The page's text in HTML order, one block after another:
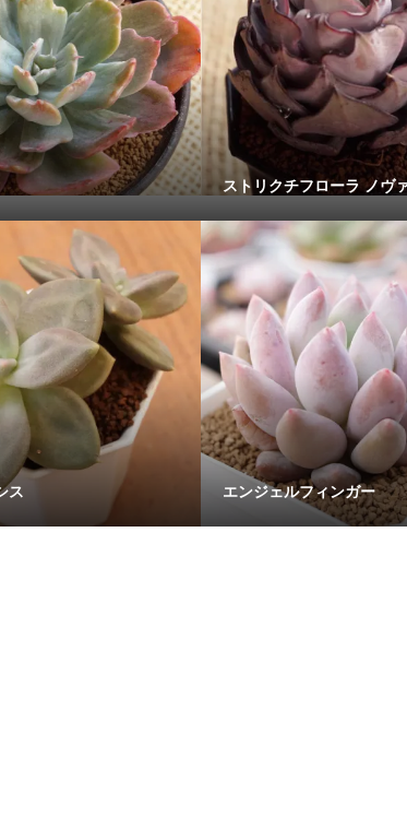
ストリクチフローラ ノヴ
ス エンジェルフィンガー